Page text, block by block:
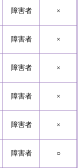
障害者 ×
障害者 ×
障害者 ×
障害者 ×
障害者 ×
障害者 ○